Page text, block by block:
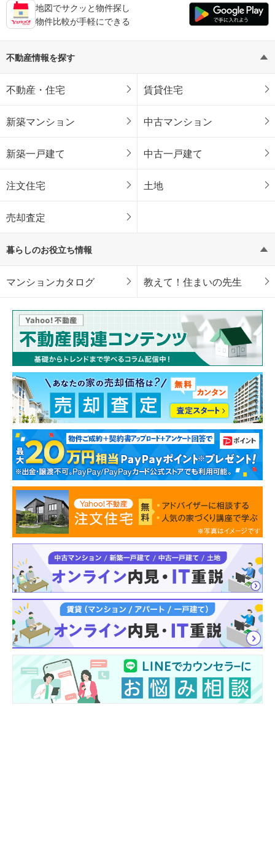
地図でサクッと物件探し
物件比較が手軽にできる
不動産情報を探す
不動産・住宅 賃貸住宅
新築マンション 中古マンション
新築一戸建て 中古一戸建て
注文住宅 土地
売却査定
暮らしのお役立ち情報
マンションカタログ 教えて！住まいの先生